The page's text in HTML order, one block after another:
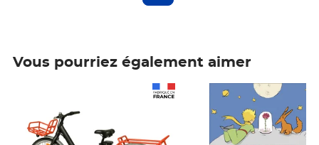
Vous pourriez également aimer
Prix 6,25€ HT